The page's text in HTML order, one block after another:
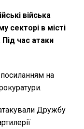
війська
секторі в місті
час атаки
посиланням на
Дружбу